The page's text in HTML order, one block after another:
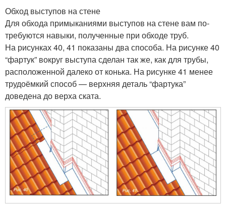
Обход выступов на стене
Для обхода примыканиями выступов на стене вам по­
требуются навыки, полученные при обходе труб.
На рисунках 40, 41 показаны два способа. На ри­сунке 40
“фартук” вокруг выступа сделан так же, как для трубы,
расположенной далеко от конька. На рисунке 41 менее
трудоёмкий способ — верхняя деталь “фартука”
доведена до верха ската.